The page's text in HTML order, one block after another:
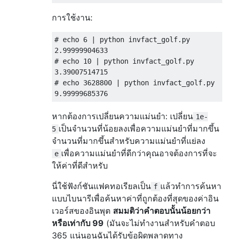
การใช้งาน:
# echo 6 | python invfact_golf.py
2.99999904633
# echo 10 | python invfact_golf.py
3.39007514715
# echo 3628800 | python invfact_golf.py
หากต้องการเปลี่ยนความแม่นยำ: เปลี่ยน 1e-
5 เป็นจำนวนที่น้อยลงเพื่อความแม่นยำที่มากขึ้น
จำนวนที่มากขึ้นสำหรับความแม่นยำที่แย่ลง
e เพื่อความแม่นยำที่ดีกว่าคุณอาจต้องการที่จะ
ให้ค่าที่ดีสำหรับ
นี่ใช้ฟังก์ชันแฟคทอเรียลเป็น f แล้วทำการค้นหา
แบบไบนารีเพื่อค้นหาค่าที่ถูกต้องที่สุดของค่าอิน
เวอร์สของอินพุต สมมติว่าคำตอบนั้นน้อยกว่า
หรือเท่ากับ 99 (มันจะไม่ทำงานสำหรับคำตอบ
365 แน่นอนฉันได้รับข้อผิดพลาดทาง